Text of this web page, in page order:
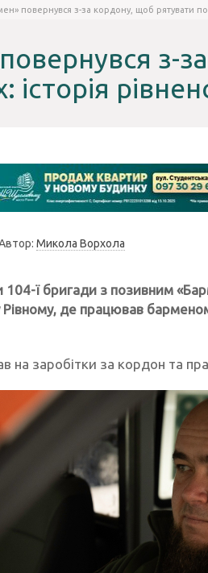
повернувся з-за кордону, щоб рятувати
з-
історія
Микола Ворхола
104-ї бригади з позивним
Рівному, де працював
на заробітки за кордон та